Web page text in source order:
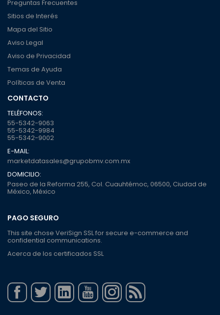
Preguntas Frecuentes
Sitios de Interés
Mapa del Sitio
Aviso Legal
Aviso de Privacidad
Temas de Ayuda
Políticas de Venta
CONTACTO
TELÉFONOS:
55-5342-9063
55-5342-9984
55-5342-9002
E-MAIL:
marketdatasales@grupobmv.com.mx
DOMICILIO:
Paseo de la Reforma 255, Col. Cuauhtémoc, 06500, Ciudad de
México, México
PAGO SEGURO
This site chose VeriSign SSL for secure e-commerce and
confidential communications.
Acerca de los certificados SSL